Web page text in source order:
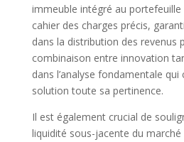
immeuble intégré au
cahier des charges précis,
dans la distribution des revenus
combinaison entre innovation
dans l’analyse fondamentale
solution toute sa pertinence.
Il est également crucial de
liquidité sous-jacente du marché